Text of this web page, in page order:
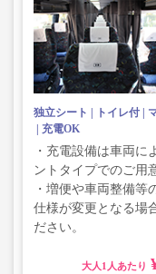
独立シート トイレ付
充電OK
・充電設備は車両に
ントタイプでのご用
・増便や車両整備等
仕様が変更となる場
ださい。
大人